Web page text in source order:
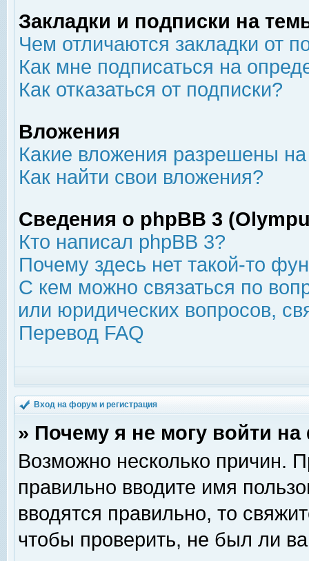
Закладки и подписки на
Чем отличаются закладки от
Как мне подписаться на
Как отказаться от подписки?
Вложения
Какие вложения разрешены
Как найти свои вложения?
Сведения о phpBB 3
Кто написал phpBB 3?
Почему здесь нет такой-то
С кем можно связаться по
или юридических вопросов,
Перевод FAQ
Вход на форум и регистрация
» Почему я не могу войти
Возможно несколько причин.
правильно вводите имя
вводятся правильно, то
чтобы проверить, не был ли